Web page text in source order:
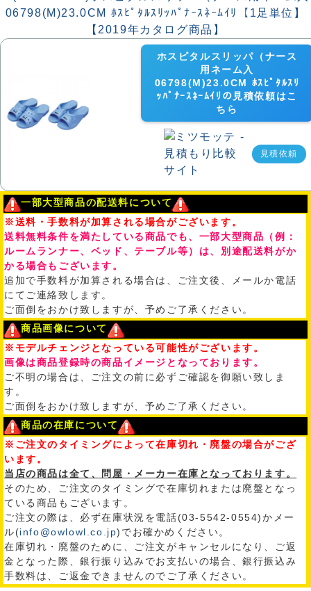
ホスピタルスリッパ（ナース
用ネーム入
06798(M)23.0CM ﾎｽﾋﾟﾀﾙｽﾘ
ｯﾊﾟﾅｰｽﾈｰﾑｲﾘの見積依頼はこ
ちら
見積依頼
一部大型商品の配送料について
※送料・手数料が加算される場合がございます。
送料無料条件を満たしている商品でも、一部大型商品（例：
ルームランナー、ベッド、テーブル等）は、別途配送料がか
かる場合もございます。
追加で手数料が加算される場合は、ご注文後、メールか電話
にてご連絡致します。
ご面倒をおかけ致しますが、予めご了承ください。
商品画像について
※モデルチェンジとなっている可能性がございます。
画像は商品登録時の商品イメージとなっております。
ご不明の場合は、ご注文の前に必ずご確認を御願い致しま
す。
ご面倒をおかけ致しますが、予めご了承ください。
商品の在庫について
※ご注文のタイミングによって在庫切れ・廃盤の場合がござ
います。
当店の商品は全て、問屋・メーカー在庫となっております。
そのため、ご注文のタイミングで在庫切れまたは廃盤となっ
ている商品もございます。
ご注文の際は、必ず在庫状況を電話(03-5542-0554)かメー
ル(info@owlowl.co.jp)でお確かめください。
在庫切れ・廃盤のために、ご注文がキャンセルになり、ご返
金となった際、銀行振り込みでお支払いの場合、銀行振込み
手数料は、ご返金できませんのでご了承ください。